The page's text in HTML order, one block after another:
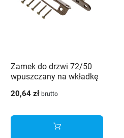
Zamek do drzwi 72/50
wpuszczany na wkładkę
20,64 zł brutto